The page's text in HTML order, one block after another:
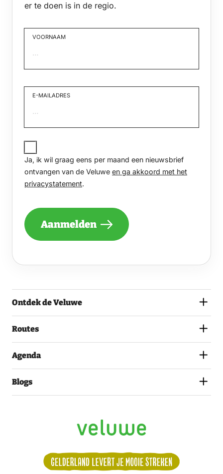
er te doen is in de regio.
VOORNAAM
E-MAILADRES
JA,
IK
WIL
GRAAG
EENS
PER
EEN
ONTVANGEN
EN
HET
Ja, ik wil graag eens per maand een nieuwsbrief
ontvangen van de Veluwe en ga akkoord met het
privacystatement.
Aanmelden
Ontdek de Veluwe
Routes
Agenda
Blogs